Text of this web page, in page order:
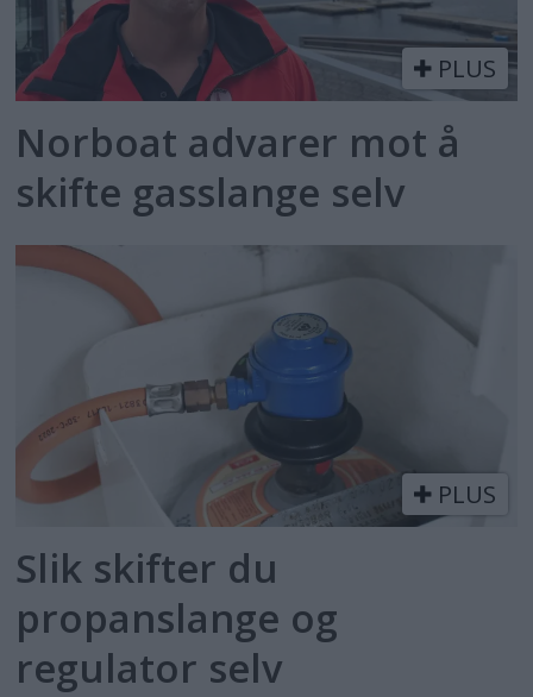
PLUS
Norboat advarer mot å
skifte gasslange selv
PLUS
Slik skifter du
propanslange og
regulator selv